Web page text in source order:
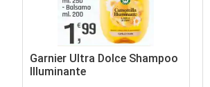
Garnier Ultra Dolce Shampoo
Illuminante